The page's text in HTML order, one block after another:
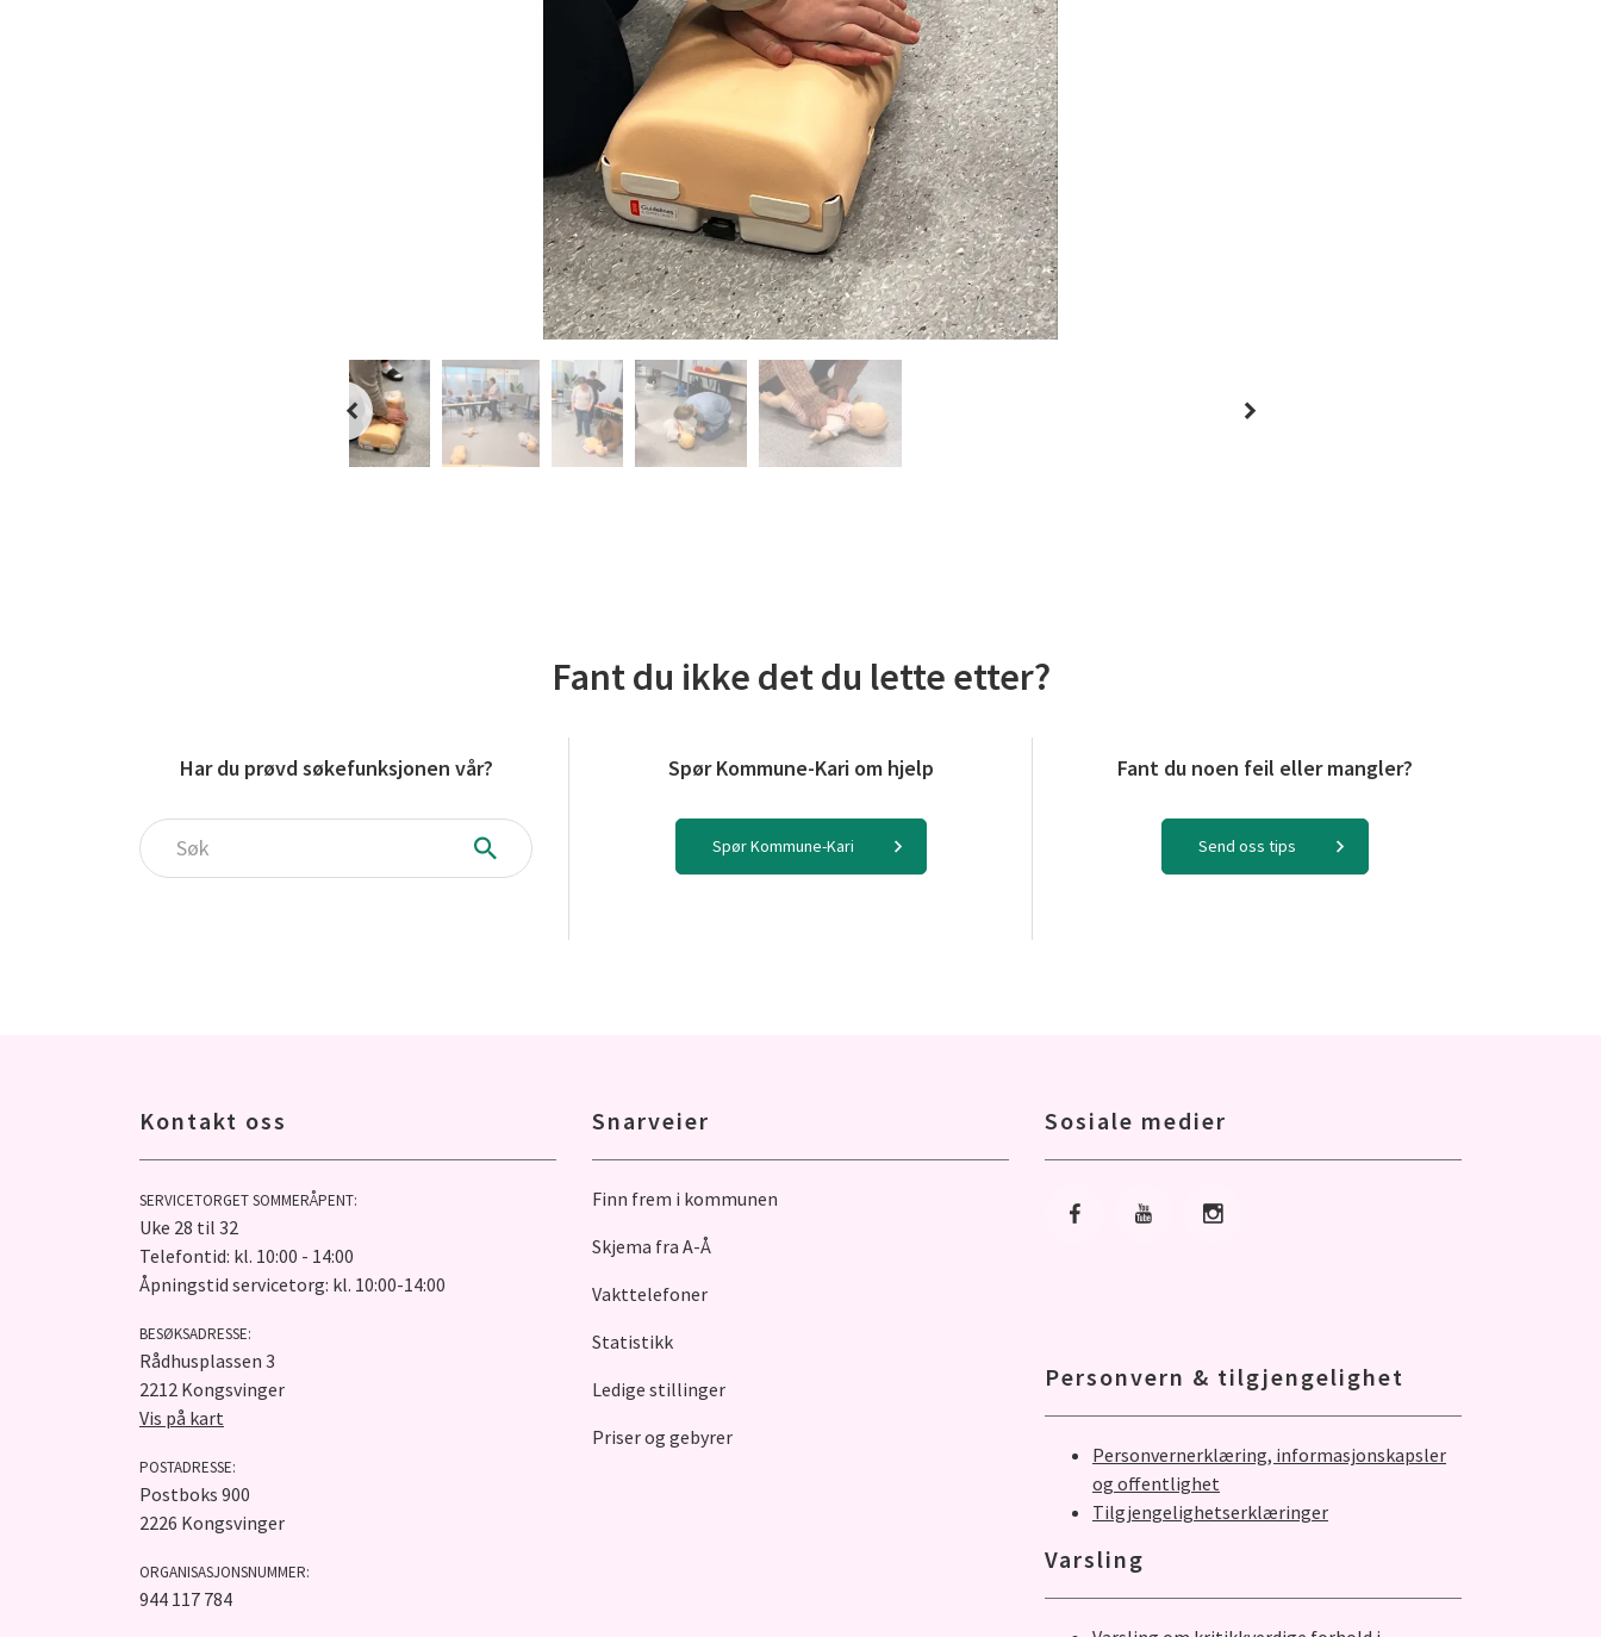
Fant du ikke det du lette etter?
Har du prøvd søkefunksjonen vår?
Søk
Spør Kommune-Kari om hjelp
Spør Kommune-Kari
Fant du noen feil eller mangler?
Send oss tips
Kontakt oss
SERVICETORGET SOMMERÅPENT:
Uke 28 til 32
Telefontid: kl. 10:00 - 14:00
Åpningstid servicetorg: kl. 10:00-14:00
BESØKSADRESSE:
Rådhusplassen 3
2212 Kongsvinger
Vis på kart
POSTADRESSE:
Postboks 900
2226 Kongsvinger
ORGANISASJONSNUMMER:
944 117 784
Snarveier
Finn frem i kommunen
Skjema fra A-Å
Vakttelefoner
Statistikk
Ledige stillinger
Priser og gebyrer
Sosiale medier
Gå til Facebook
Gå til YoutubeGå til Instagram
Personvern & tilgjengelighet
Personvernerklæring, informasjonskapsler
og offentlighet
Tilgjengelighetserklæringer
Varsling